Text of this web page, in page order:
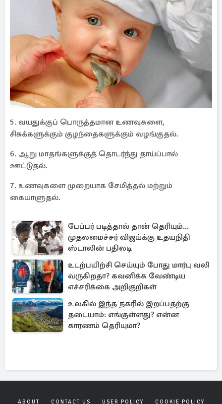
5. வயதுக்குப் பொருத்தமான உணவுகளை,
சிசுக்களுக்கும் குழந்தைகளுக்கும் வழங்குதல்.
6. ஆறு மாதங்களுக்குத் தொடர்ந்து தாய்ப்பால்
ஊட்டுதல்.
7. உணவுகளை முறையாக சேமித்தல் மற்றும்
கையாளுதல்.
பேப்பர் படித்தால் தான் தெரியும்...
முதலமைச்சர் விஜய்க்கு உதயநிதி
ஸ்டாலின் பதிலடி
உடற்பயிற்சி செய்யும் போது மார்பு வலி
வருகிறதா? கவனிக்க வேண்டிய
எச்சரிக்கை அறிகுறிகள்
உலகில் இந்த நகரில் இறப்பதற்கு
தடையாம்: எங்குள்ளது? என்ன
காரணம் தெரியுமா?
ABOUT CONTACT US USER POLICY COOKIE POLICY